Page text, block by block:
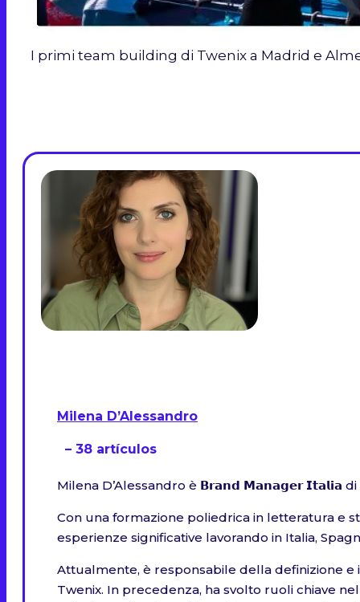
I primi team building di Twenix a Madrid e
Milena D’Alessandro
– 38 artículos
Milena D’Alessandro è 𝗕𝗿𝗮𝗻𝗱 𝗠𝗮𝗻𝗮𝗴𝗲𝗿 𝗜𝘁𝗮𝗹𝗶𝗮 di
Con una formazione poliedrica in letteratura e
esperienze significative lavorando in Italia,
Attualmente, è responsabile della definizione e
Twenix. In precedenza, ha svolto ruoli chiave